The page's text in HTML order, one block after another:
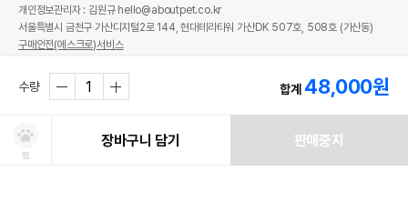
수량 합계 48,000원
찜
장바구니 담기 판매중지
개인정보관리자 : 김원규 hello@aboutpet.co.kr
서울특별시 금천구 가산디지털2로 144, 현대테라타워 가산DK 507호, 508호 (가산동)
구매안전(에스크로)서비스